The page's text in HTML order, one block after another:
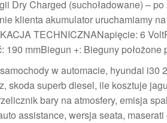
Dry Charged (suchoładowane) –
klienta akumulator uruchamiamy
TECHNICZNANapięcie: 6
mmBiegun +: Bieguny położone
w automacie, hyundai i30
skoda superb diesel, ile kosztuje
bary na atmosfery, emisja
assistance, wersja seata,